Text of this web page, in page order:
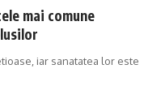
mai comune
iar sanatatea lor este